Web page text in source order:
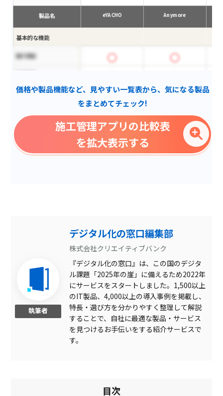
製品名
基本的な機能
電子黒板
アフターフォロー
写真台帳
スタンプ機能
eYACHO Anymore
価格や製品機能など、見やすい一覧表から、気になる製品
をまとめてチェック!
施工管理アプリの比較表
を拡大表示する
執筆者
デジタル化の窓口編集部
株式会社クリエイティブバンク
『デジタル化の窓口』は、この国のデジタ
ル課題「2025年の崖」に備えるため2022年
にサービスをスタートしました。1,500以上
のIT製品、4,000以上の導入事例を掲載し、
特長・選び方を分かりやすく整理して解説
することで、自社に最適な製品・サービス
を見つけるお手伝いをする紹介サービスで
す。
目次